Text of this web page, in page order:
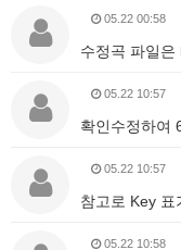
05.22 00:58
수정곡 파일
05.22 10:57
확인수정하여
05.22 10:57
참고로 Key 표
05.22 10:58